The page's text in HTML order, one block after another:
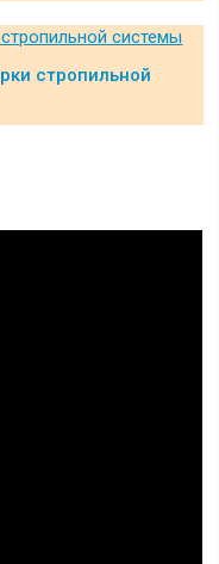
стропильной